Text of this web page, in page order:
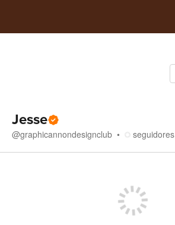
Jesse
@graphicannondesignclub seguidores